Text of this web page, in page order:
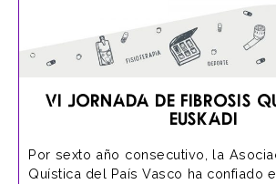
VI Jornada de Fibrosis
Euskadi
Por sexto año consecutivo, la
Quística del País Vasco ha confiado